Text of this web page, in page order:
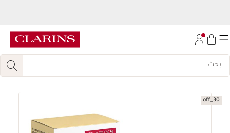
انتقل إلى أسفل الصفحة
احصل على عند الشراء بقيمة300 ريال .
30_off